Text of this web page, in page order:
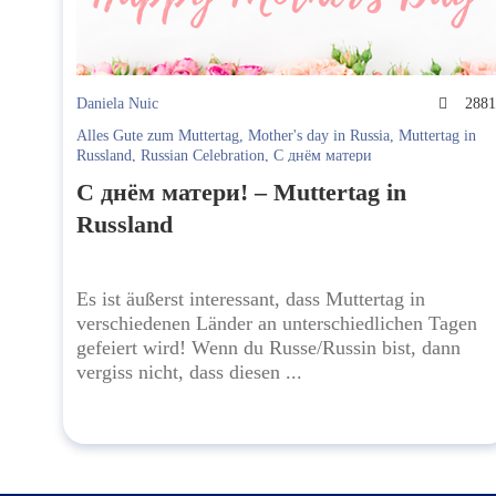
Daniela Nuic
2881
Alles Gute zum Muttertag, Mother's day in Russia, Muttertag in
Russland, Russian Celebration, С днём матери
С днём матери! – Muttertag in
Russland
Es ist äußerst interessant, dass Muttertag in
verschiedenen Länder an unterschiedlichen Tagen
gefeiert wird! Wenn du Russe/Russin bist, dann
vergiss nicht, dass diesen ...